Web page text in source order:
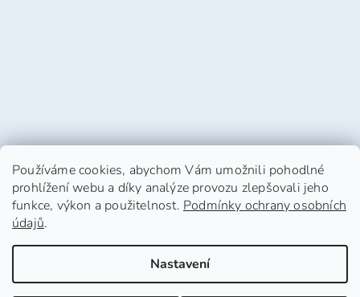
Používáme cookies, abychom Vám umožnili pohodlné
prohlížení webu a díky analýze provozu zlepšovali jeho
funkce, výkon a použitelnost. Podmínky ochrany osobních
údajů.
Nastavení
Vytvořil Shoptet